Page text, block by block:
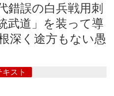
誤の白兵戦用刺
武道」を装って導
深く途方もない愚
キスト